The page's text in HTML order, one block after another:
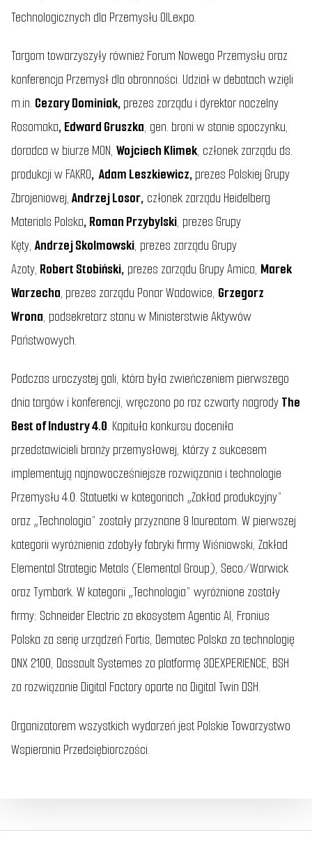
Technologicznych dla Przemysłu OILexpo.
Targom towarzyszyły również Forum Nowego Przemysłu oraz
konferencja Przemysł dla obronności. Udział w debatach wzięli
m.in. Cezary Dominiak, prezes zarządu i dyrektor naczelny
Rosomaka, Edward Gruszka, gen. broni w stanie spoczynku,
doradca w biurze MON,Wojciech Klimek, członek zarządu ds.
produkcji w FAKRO, Adam Leszkiewicz, prezes Polskiej Grupy
Zbrojeniowej, Andrzej Losor, członek zarządu Heidelberg
Materials Polska, Roman Przybylski, prezes Grupy
Kęty,Andrzej Skolmowski, prezes zarządu Grupy
Azoty, Robert Stobiński, prezes zarządu Grupy Amica, Marek
Warzecha, prezes zarządu Ponar Wadowice, Grzegorz
Wrona, podsekretarz stanu w Ministerstwie Aktywów
Państwowych.
Podczas uroczystej gali, która była zwieńczeniem pierwszego
dnia targów i konferencji, wręczono po raz czwarty nagrody The
Best of Industry 4.0. Kapituła konkursu doceniła
przedstawicieli branży przemysłowej, którzy z sukcesem
implementują najnowocześniejsze rozwiązania i technologie
Przemysłu 4.0. Statuetki w kategoriach „Zakład produkcyjny”
oraz „Technologia” zostały przyznane 9 laureatom. W pierwszej
kategorii wyróżnienia zdobyły fabryki firmy Wiśniowski, Zakład
Elemental Strategic Metals (Elemental Group), Seco/Warwick
oraz Tymbark. W kategorii „Technologia” wyróżnione zostały
firmy: Schneider Electric za ekosystem Agentic AI, Fronius
Polska za serię urządzeń Fortis, Dematec Polska za technologię
DNX 2100, Dassault Systemes za platformę 3DEXPERIENCE, BSH
za rozwiązanie Digital Factory oparte na Digital Twin DSH.
Organizatorem wszystkich wydarzeń jest Polskie Towarzystwo
Wspierania Przedsiębiorczości.